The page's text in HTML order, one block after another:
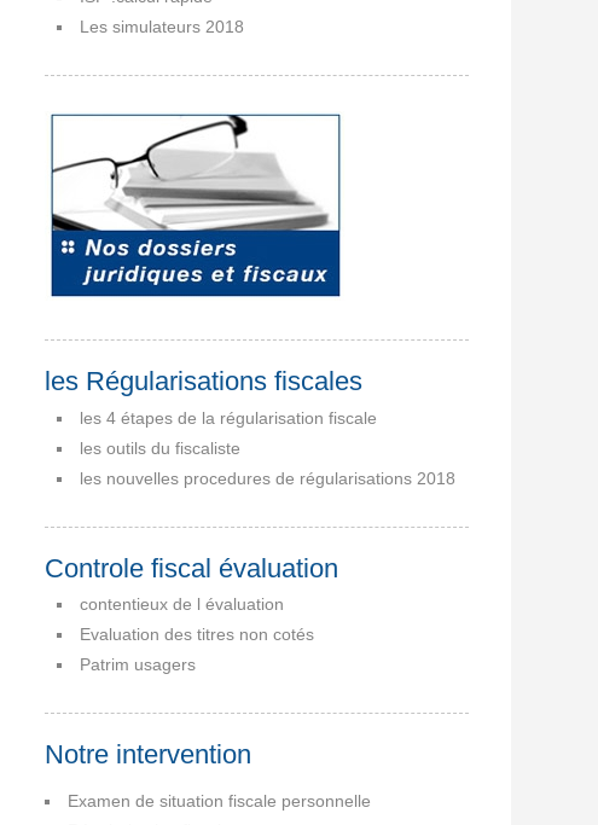
Les simulateurs 2018
les Régularisations fiscales
les 4 étapes de la régularisation fiscale
les outils du fiscaliste
les nouvelles procedures de régularisations 2018
Controle fiscal évaluation
contentieux de l évaluation
Evaluation des titres non cotés
Patrim usagers
Notre intervention
Examen de situation fiscale personnelle